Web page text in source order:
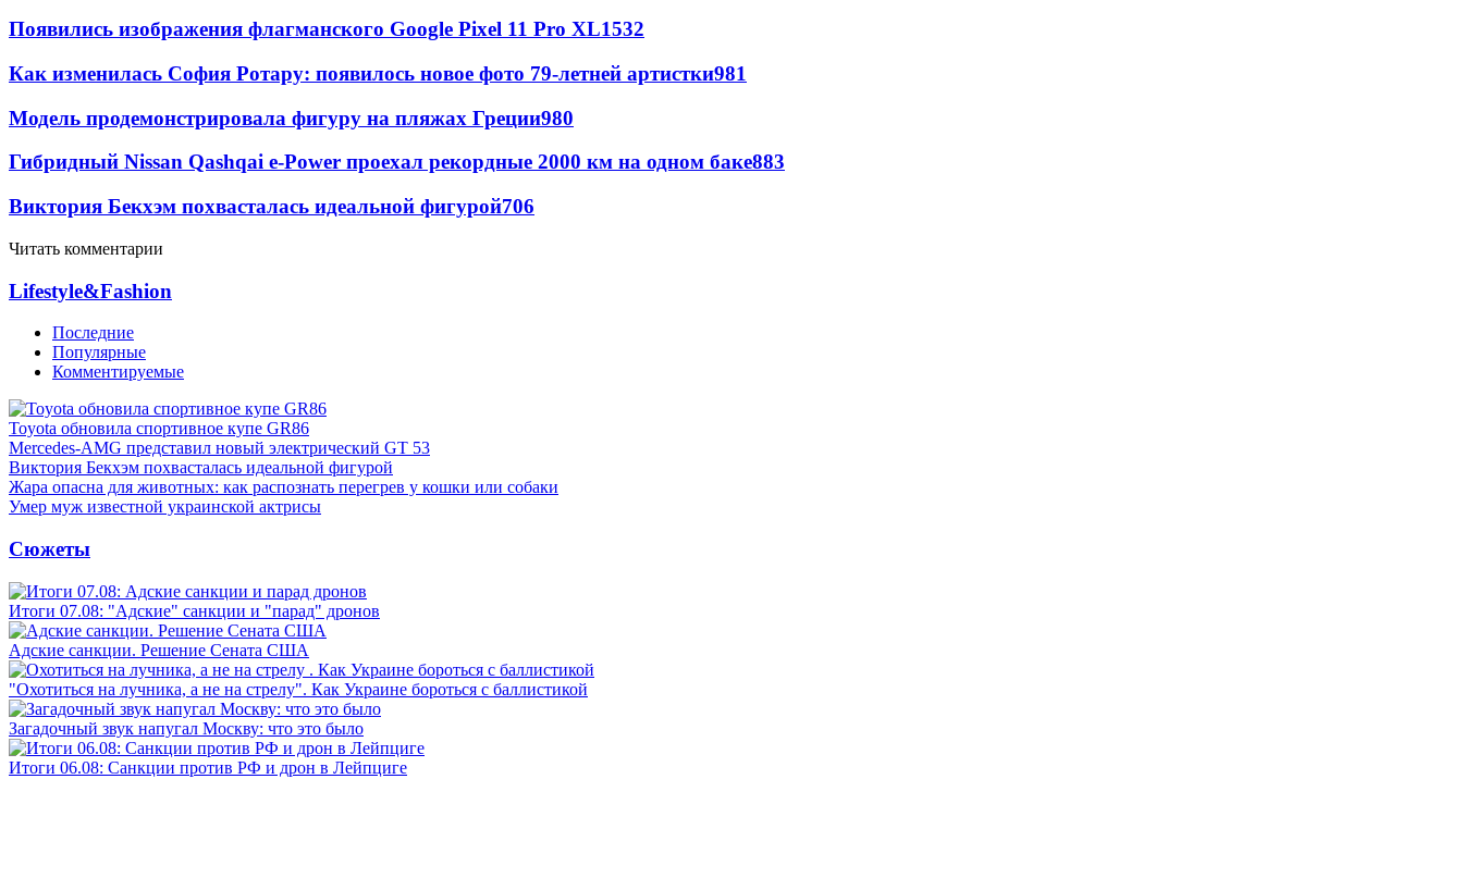
Появились изображения флагманского Google Pixel 11 Pro XL1532
Как изменилась София Ротару: появилось новое фото 79-летней артистки981
Модель продемонстрировала фигуру на пляжах Греции980
Гибридный Nissan Qashqai e-Power проехал рекордные 2000 км на одном баке883
Виктория Бекхэм похвасталась идеальной фигурой706
Читать комментарии
Lifestyle&Fashion
Последние
Популярные
Комментируемые
Toyota обновила спортивное купе GR86
Mercedes-AMG представил новый электрический GT 53
Виктория Бекхэм похвасталась идеальной фигурой
Жара опасна для животных: как распознать перегрев у кошки или собаки
Умер муж известной украинской актрисы
Сюжеты
Итоги 07.08: "Адские" санкции и "парад" дронов
Адские санкции. Решение Сената США
"Охотиться на лучника, а не на стрелу". Как Украине бороться с баллистикой
Загадочный звук напугал Москву: что это было
Итоги 06.08: Санкции против РФ и дрон в Лейпциге